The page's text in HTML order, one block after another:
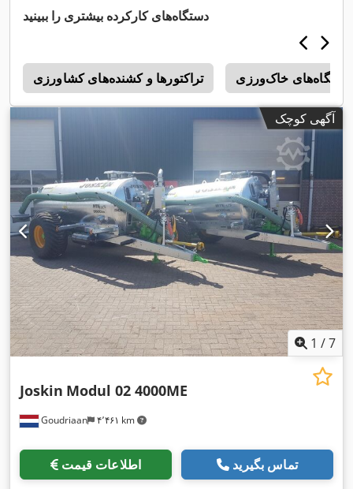
دستگاه‌های کارکرده بیشتری را ببینید
تراکتورها و کشنده‌های کشاورزی دستگاه‌های خاک‌ورزی
آگهی کوچک
1 /7
Goudriaan ۴٬۴۶۱ km
Joskin Modul 02 4000ME
اطلاعات قیمت تماس بگیرید